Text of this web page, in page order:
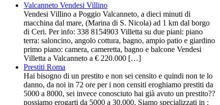
Valcanneto Vendesi Villino
Vendesi Villino a Poggio Valcanneto, a dieci minuti di
macchina dal mare, (Marina di S. Nicola) ad 1 km dal borgo
di Ceri. Per info: 338 8154903 Villetta su due piani: piano
terra: saloncino, angolo cottura, bagno, ampio patio e giardino
primo piano: camera, cameretta, bagno e balcone Vendesi
Villetta a Valcanneto a € 220.000 […]
Prestiti Roma
Hai bisogno di un prestito e non sei censito e quindi non te lo
danno, da noi in 72 ore per i non censiti eroghiamo prestiti da
5000 a 8000, sei invece conosciuto hai già avuto un prestito??
possiamo erogarti da 5000 a 30.000. Siamo specializzati in :